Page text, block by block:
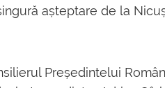
așteptare de la
Președintelui